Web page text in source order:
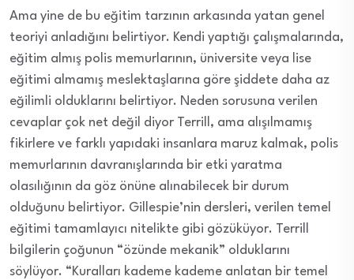
Ama yine de bu eğitim tarzının arkasında yatan genel
teoriyi anladığını belirtiyor. Kendi yaptığı çalışmalarında,
eğitim almış polis memurlarının, üniversite veya lise
eğitimi almamış meslektaşlarına göre şiddete daha az
eğilimli olduklarını belirtiyor. Neden sorusuna verilen
cevaplar çok net değil diyor Terrill, ama alışılmamış
fikirlere ve farklı yapıdaki insanlara maruz kalmak, polis
memurlarının davranışlarında bir etki yaratma
olasılığının da göz önüne alınabilecek bir durum
olduğunu belirtiyor. Gillespie’nin dersleri, verilen temel
eğitimi tamamlayıcı nitelikte gibi gözüküyor. Terrill
bilgilerin çoğunun “özünde mekanik” olduklarını
söylüyor. “Kuralları kademe kademe anlatan bir temel